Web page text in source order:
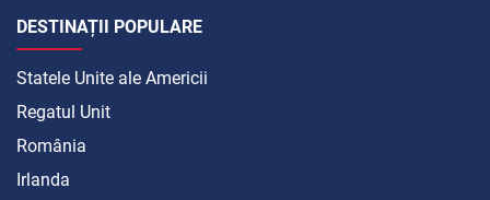
DESTINAȚII POPULARE
Statele Unite ale Americii
Regatul Unit
România
Irlanda